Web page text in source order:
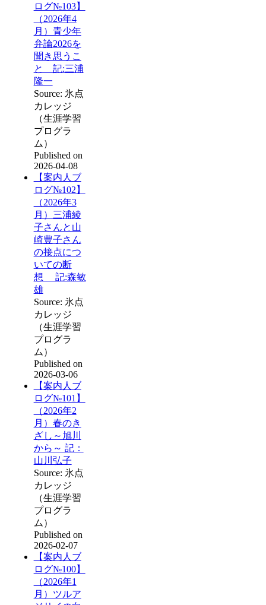
ログ№103】
（2026年4
月）青少年
弁論2026を
聞き思うこ
と 記:三浦
隆一
Source: 氷点
カレッジ
（生涯学習
プログラ
ム）
Published on
2026-04-08
【案内人ブ
ログ№102】
（2026年3
月）三浦綾
子さんと山
崎豊子さん
の接点につ
いての断
想 記:森敏
雄
Source: 氷点
カレッジ
（生涯学習
プログラ
ム）
Published on
2026-03-06
【案内人ブ
ログ№101】
（2026年2
月）春のき
ざし～旭川
から～ 記：
山川弘子
Source: 氷点
カレッジ
（生涯学習
プログラ
ム）
Published on
2026-02-07
【案内人ブ
ログ№100】
（2026年1
月）ツルア